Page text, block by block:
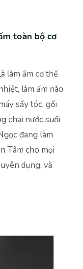
toàn bộ cơ
làm ấm cơ thể
làm ấm nào
sấy tóc, gối
chai nước suối
đang làm
Tâm cho mọi
dụng, và